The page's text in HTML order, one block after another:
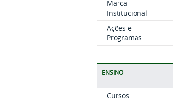
Marca
Institucional
Ações e
Programas
ENSINO
Cursos